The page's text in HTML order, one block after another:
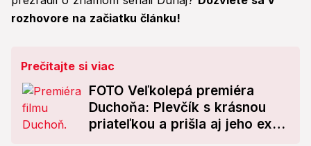
rozhovore na začiatku článku!
Prečítajte si viac
FOTO Veľkolepá premiéra
Duchoňa: Plevčík s krásnou
priateľkou a prišla aj jeho ex